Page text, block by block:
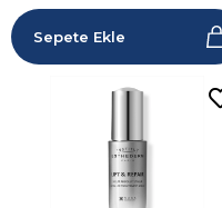
Sepete Ekle